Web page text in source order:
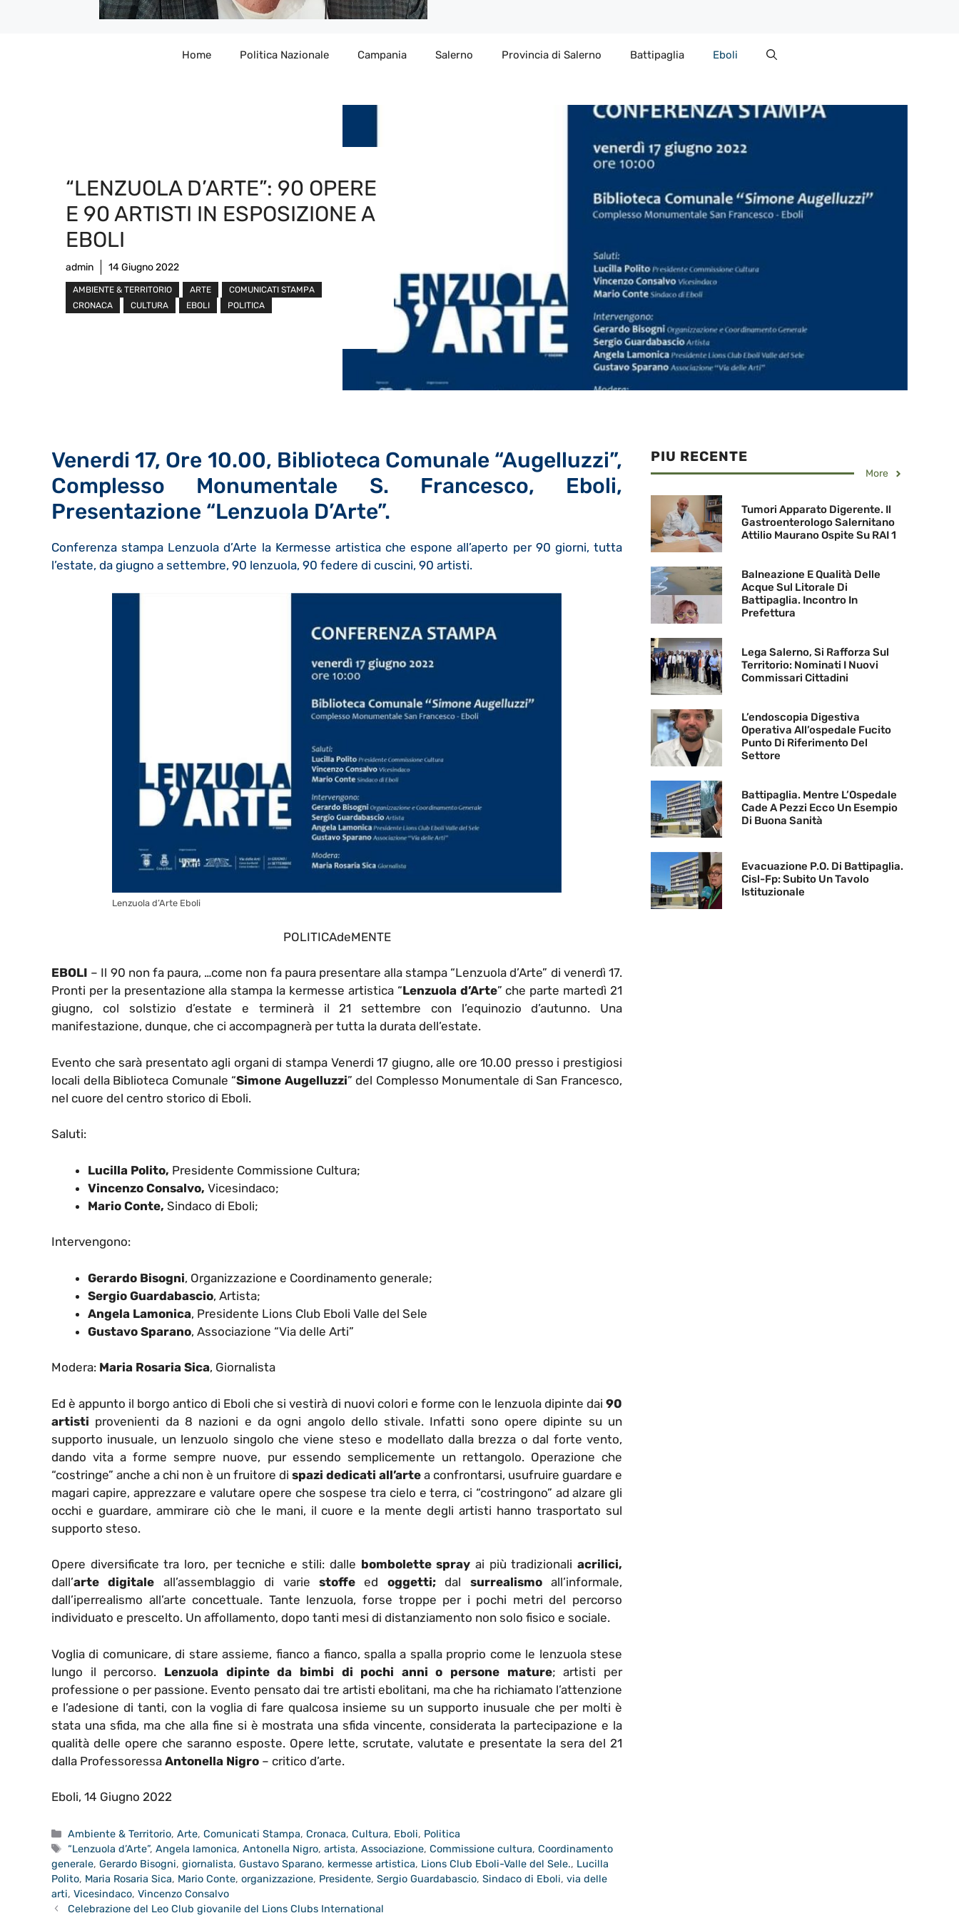
Home Politica Nazionale Campania Salerno Provincia di Salerno Battipaglia Eboli
“LENZUOLA D’ARTE”: 90 OPERE
E 90 ARTISTI IN ESPOSIZIONE A
EBOLI
admin 14 Giugno 2022
AMBIENTE & TERRITORIO ARTE
COMUNICATI STAMPA
CRONACA
CULTURA EBOLI POLITICA
Venerdi 17, Ore 10.00, Biblioteca Comunale “Augelluzzi”,
Complesso Monumentale S. Francesco, Eboli,
Presentazione “Lenzuola D’Arte”.
Conferenza stampa Lenzuola d’Arte la Kermesse artistica che espone all’aperto per 90 giorni, tutta
l’estate, da giugno a settembre, 90 lenzuola, 90 federe di cuscini, 90 artisti.
Lenzuola d’Arte Eboli
POLITICAdeMENTE
EBOLI – Il 90 non fa paura, …come non fa paura presentare alla stampa “Lenzuola d’Arte” di venerdì 17.
Pronti per la presentazione alla stampa la kermesse artistica “Lenzuola d’Arte” che parte martedì 21
giugno, col solstizio d’estate e terminerà il 21 settembre con l’equinozio d’autunno. Una
manifestazione, dunque, che ci accompagnerà per tutta la durata dell’estate.
Evento che sarà presentato agli organi di stampa Venerdi 17 giugno, alle ore 10.00 presso i prestigiosi
locali della Biblioteca Comunale “Simone Augelluzzi” del Complesso Monumentale di San Francesco,
nel cuore del centro storico di Eboli.
Saluti:
Lucilla Polito, Presidente Commissione Cultura;
Vincenzo Consalvo, Vicesindaco;
Mario Conte, Sindaco di Eboli;
Intervengono:
Gerardo Bisogni, Organizzazione e Coordinamento generale;
Sergio Guardabascio, Artista;
Angela Lamonica, Presidente Lions Club Eboli Valle del Sele
Gustavo Sparano, Associazione “Via delle Arti”
Modera: Maria Rosaria Sica, Giornalista
Ed è appunto il borgo antico di Eboli che si vestirà di nuovi colori e forme con le lenzuola dipinte dai 90
artisti provenienti da 8 nazioni e da ogni angolo dello stivale. Infatti sono opere dipinte su un
supporto inusuale, un lenzuolo singolo che viene steso e modellato dalla brezza o dal forte vento,
dando vita a forme sempre nuove, pur essendo semplicemente un rettangolo. Operazione che
“costringe” anche a chi non è un fruitore di spazi dedicati all’arte a confrontarsi, usufruire guardare e
magari capire, apprezzare e valutare opere che sospese tra cielo e terra, ci “costringono” ad alzare gli
occhi e guardare, ammirare ciò che le mani, il cuore e la mente degli artisti hanno trasportato sul
supporto steso.
Opere diversificate tra loro, per tecniche e stili: dalle bombolette spray ai più tradizionaliacrilici,
dall’arte digitale all’assemblaggio di variestoffe ed oggetti;dal surrealismoall’informale,
dall’iperrealismo all’arte concettuale. Tante lenzuola, forse troppe per i pochi metri del percorso
individuato e prescelto. Un affollamento, dopo tanti mesi di distanziamento non solo fisico e sociale.
Voglia di comunicare, di stare assieme, fianco a fianco, spalla a spalla proprio come le lenzuola stese
lungo il percorso. Lenzuola dipinte da bimbi di pochi anni o persone mature; artisti per
professione o per passione. Evento pensato dai tre artisti ebolitani, ma che ha richiamato l’attenzione
e l’adesione di tanti, con la voglia di fare qualcosa insieme su un supporto inusuale che per molti è
stata una sfida, ma che alla fine si è mostrata una sfida vincente, considerata la partecipazione e la
qualità delle opere che saranno esposte. Opere lette, scrutate, valutate e presentate la sera del 21
dalla Professoressa Antonella Nigro – critico d’arte.
Eboli, 14 Giugno 2022
Categorie
Ambiente & Territorio,Arte,Comunicati Stampa,Cronaca,Cultura, Eboli, Politica
Tag
“Lenzuola d’Arte”,Angela lamonica,Antonella Nigro,artista,Associazione,Commissione cultura,Coordinamento
generale, Gerardo Bisogni, giornalista, Gustavo Sparano, kermesse artistica, Lions Club Eboli-Valle del Sele., Lucilla
Polito, Maria Rosaria Sica, Mario Conte, organizzazione, Presidente, Sergio Guardabascio, Sindaco di Eboli, via delle
arti, Vicesindaco, Vincenzo Consalvo
Celebrazione del Leo Club giovanile del Lions Clubs International
PIU RECENTE
More
Tumori Apparato Digerente. Il
Gastroenterologo Salernitano
Attilio Maurano Ospite Su RAI 1
Balneazione E Qualità Delle
Acque Sul Litorale Di
Battipaglia. Incontro In
Prefettura
Lega Salerno, Si Rafforza Sul
Territorio: Nominati I Nuovi
Commissari Cittadini
L’endoscopia Digestiva
Operativa All’ospedale Fucito
Punto Di Riferimento Del
Settore
Battipaglia. Mentre L’Ospedale
Cade A Pezzi Ecco Un Esempio
Di Buona Sanità
Evacuazione P.O. Di Battipaglia.
Cisl-Fp: Subito Un Tavolo
Istituzionale